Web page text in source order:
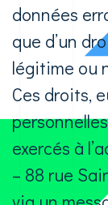
données
que d’un
légitime ou
Ces droits,
exercés à
– 88 rue